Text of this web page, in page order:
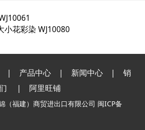
小花彩染 WJ10080
| 产品中心| 新闻中心| 销
| 阿里旺铺
福建）商贸进出口有限公司 闽ICP备